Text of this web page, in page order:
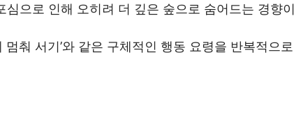
으로 인해 오히려 더 깊은 숲으로 숨어드는 경향
춰 서기’와 같은 구체적인 행동 요령을 반복적으